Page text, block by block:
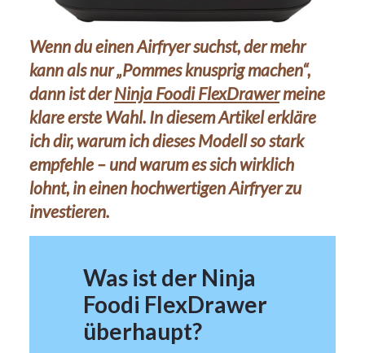
Wenn du einen Airfryer suchst, der mehr
kann als nur „Pommes knusprig machen“,
dann ist derNinja Foodi FlexDrawermeine
klare erste Wahl. In diesem Artikel erkläre
ich dir, warum ich dieses Modell so stark
empfehle – und warum es sich wirklich
lohnt, in einen hochwertigen Airfryer zu
investieren.
Was ist der Ninja
Foodi FlexDrawer
überhaupt?